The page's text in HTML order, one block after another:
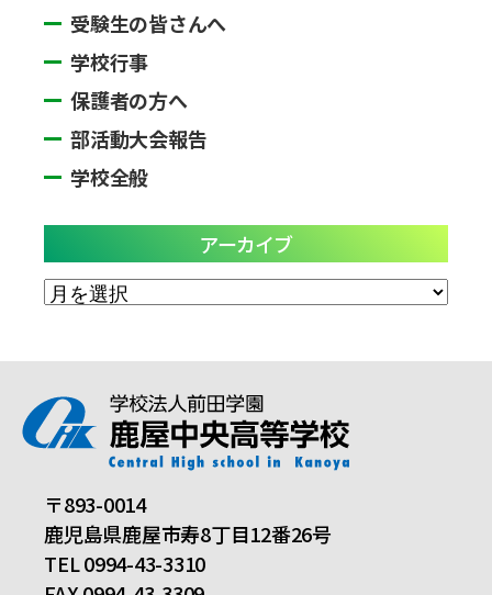
受験生の皆さんへ
学校行事
保護者の方へ
部活動大会報告
学校全般
アーカイブ
ア
ブ
〒893-0014
鹿児島県鹿屋市寿8丁目12番26号
TEL 0994-43-3310